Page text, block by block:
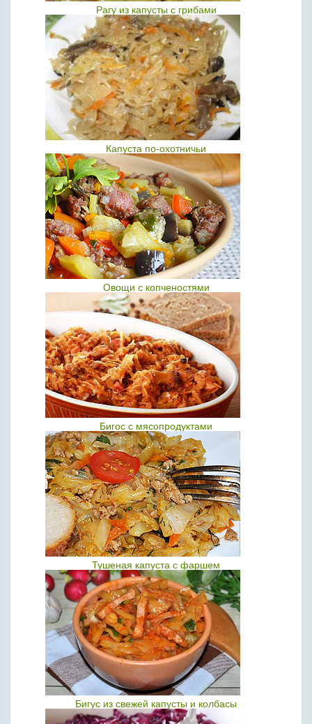
Рагу из капусты с грибами
Капуста по-охотничьи
Овощи с копченостями
Бигос с мясопродуктами
Тушеная капуста с фаршем
Бигус из свежей капусты и колбасы